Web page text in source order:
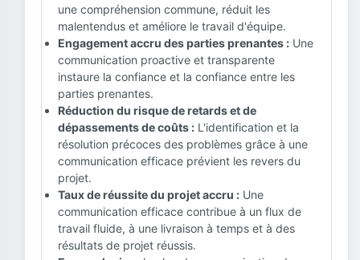
une compréhension commune, réduit les
malentendus et améliore le travail d'équipe.
Engagement accru des parties prenantes : Une
communication proactive et transparente
instaure la confiance et la confiance entre les
parties prenantes.
Réduction du risque de retards et de
dépassements de coûts : L'identification et la
résolution précoces des problèmes grâce à une
communication efficace prévient les revers du
projet.
Taux de réussite du projet accru : Une
communication efficace contribue à un flux de
travail fluide, à une livraison à temps et à des
résultats de projet réussis.